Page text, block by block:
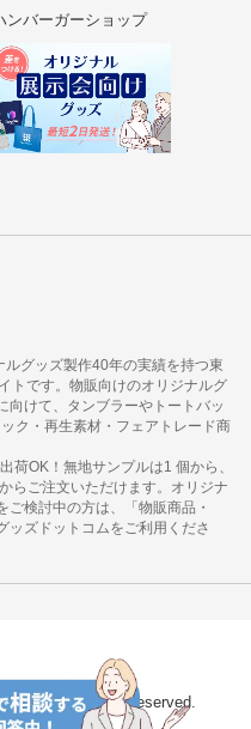
ンバーガーショップ
グッズ製作40年の実績を持つ東
トです。物販向けのオリジナルグ
向けて、タンブラーやトートバッ
ク・再生素材・フェアトレード商
荷OK！無地サンプルは1 個から、
らご注文いただけます。オリジナ
検討中の方は、「物販商品・
ッズドットコムをご利用くださ
トコム all rights reserved.